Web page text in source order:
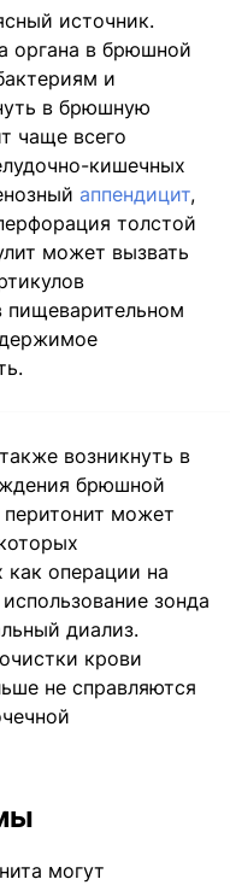
источник.
органа в брюшной
и
в брюшную
чаще всего
кишечных
аппендицит,
толстой
может вызвать
возникнуть в
брюшной
может
как операции на
зонда
диализ.
крови
не справляются
могут